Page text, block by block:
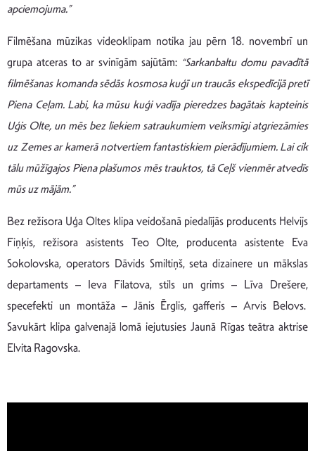
apciemojuma.”
Filmēšana mūzikas videoklipam notika jau pērn 18. novembrī un
grupa atceras to ar svinīgām sajūtām: “Sarkanbaltu domu pavadītā
filmēšanas komanda sēdās kosmosa kuģī un traucās ekspedīcijā pretī
Piena Ceļam. Labi, ka mūsu kuģi vadīja pieredzes bagātais kapteinis
Uģis Olte, un mēs bez liekiem satraukumiem veiksmīgi atgriezāmies
uz Zemes ar kamerā notvertiem fantastiskiem pierādījumiem. Lai cik
tālu mūžīgajos Piena plašumos mēs trauktos, tā Ceļš vienmēr atvedīs
mūs uz mājām.”
Bez režisora Uģa Oltes klipa veidošanā piedalījās producents Helvijs
Fiņķis, režisora asistents Teo Olte, producenta asistente Eva
Sokolovska, operators Dāvids Smiltiņš, seta dizainere un mākslas
departaments – Ieva Filatova, stils un grims – Līva Drešere,
specefekti un montāža – Jānis Ērglis, gafferis – Arvis Belovs.
Savukārt klipa galvenajā lomā iejutusies Jaunā Rīgas teātra aktrise
Elvita Ragovska.